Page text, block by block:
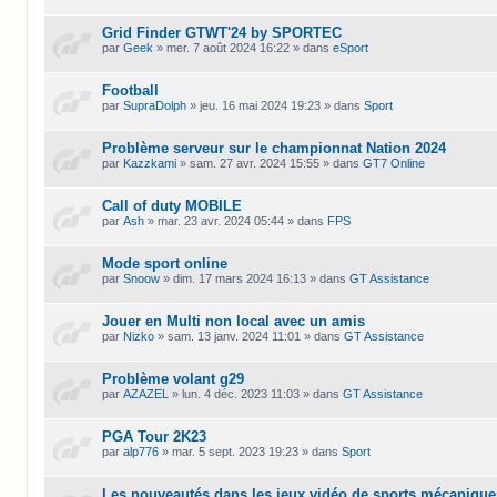
Grid Finder GTWT'24 by SPORTEC
parGeek »mer. 7 août 2024 16:22 » danseSport
Football
parSupraDolph »jeu. 16 mai 2024 19:23 » dansSport
Problème serveur sur le championnat Nation 2024
par Kazzkami »sam. 27 avr. 2024 15:55 » dansGT7 Online
Call of duty MOBILE
parAsh »mar. 23 avr. 2024 05:44 » dans FPS
Mode sport online
parSnoow »dim. 17 mars 2024 16:13 » dansGT Assistance
Jouer en Multi non local avec un amis
par Nizko »sam. 13 janv. 2024 11:01 » dansGT Assistance
Problème volant g29
parAZAZEL » lun. 4 déc. 2023 11:03 » dansGT Assistance
PGA Tour 2K23
paralp776 »mar. 5 sept. 2023 19:23 » dansSport